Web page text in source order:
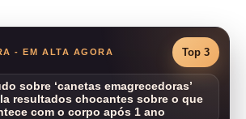
- EM ALTA AGORA Top 3
sobre ‘canetas emagrecedoras’
resultados chocantes sobre o que
com o corpo após 1 ano